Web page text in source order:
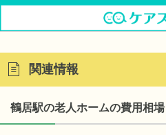
関連情報
鶴居駅の老人ホームの費用相場